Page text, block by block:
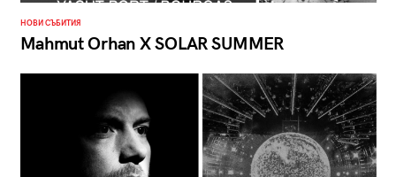
НОВИ СЪБИТИЯ
Мahmut Orhan X SOLAR SUMMER